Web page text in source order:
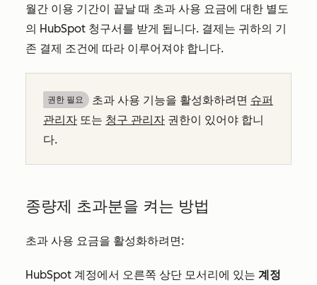
월간 이용 기간이 끝날 때 초과 사용 요금에 대한 별도
의 HubSpot 청구서를 받게 됩니다. 결제는 귀하의 기
존 결제 조건에 따라 이루어져야 합니다.
권한 필요 초과 사용 기능을 활성화하려면 슈퍼
관리자 또는 청구 관리자 권한이 있어야 합니
다.
종량제 초과분을 켜는 방법
초과 사용 요금을 활성화하려면:
HubSpot 계정에서 오른쪽 상단 모서리에 있는 계정